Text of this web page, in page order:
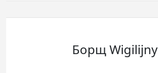
Борщ Wigilijny